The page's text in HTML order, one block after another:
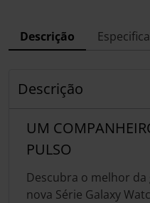
Descrição
Descrição
UM
PULSO
Descubra o melhor da
nova Série Galaxy